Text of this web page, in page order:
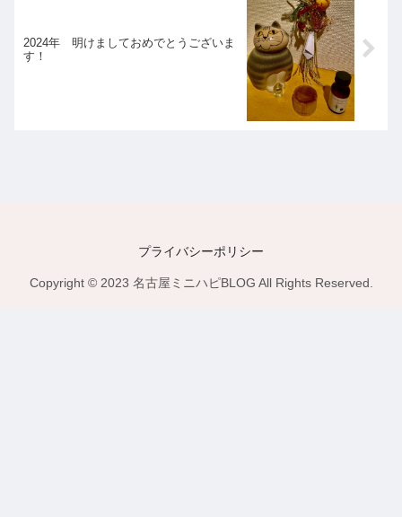
2024年 明けましておめでとうございま
す！
プライバシーポリシー
Copyright © 2023 名古屋ミニハピBLOG All Rights Reserved.